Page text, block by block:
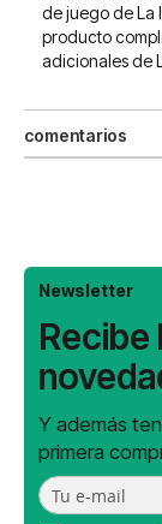
de juego de La
producto
adicionales de
comentarios
Newsletter
Recibe
Y además
primera